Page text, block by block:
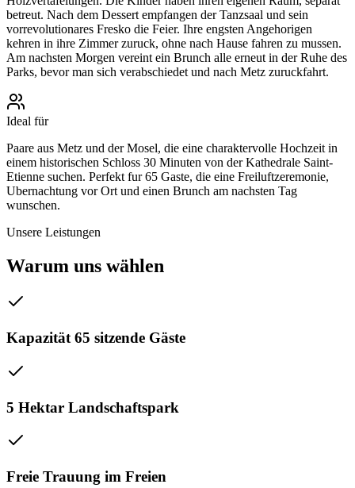
betreut. Nach dem Dessert empfangen der Tanzsaal und sein
vorrevolutionares Fresko die Feier. Ihre engsten Angehorigen
kehren in ihre Zimmer zuruck, ohne nach Hause fahren zu mussen.
Am nachsten Morgen vereint ein Brunch alle erneut in der Ruhe des
Parks, bevor man sich verabschiedet und nach Metz zuruckfahrt.
Ideal für
Paare aus Metz und der Mosel, die eine charaktervolle Hochzeit in
einem historischen Schloss 30 Minuten von der Kathedrale Saint-
Etienne suchen. Perfekt fur 65 Gaste, die eine Freiluftzeremonie,
Ubernachtung vor Ort und einen Brunch am nachsten Tag
wunschen.
Unsere Leistungen
Warum uns wählen
Kapazität 65 sitzende Gäste
5 Hektar Landschaftspark
Freie Trauung im Freien